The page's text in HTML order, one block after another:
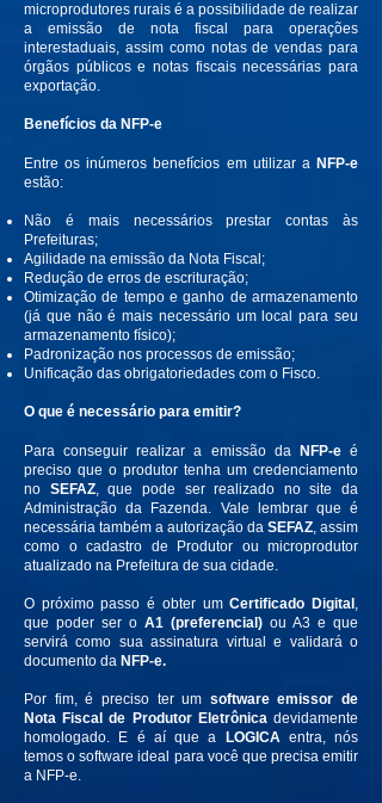
microprodutores rurais é a possibilidade de realizar
a emissão de nota fiscal para operações
interestaduais, assim como notas de vendas para
órgãos públicos e notas fiscais necessárias para
exportação.
Benefícios da NFP-e
Entre os inúmeros benefícios em utilizar a NFP-e
estão:
Não é mais necessários prestar contas às
Prefeituras;
Agilidade na emissão da Nota Fiscal;
Redução de erros de escrituração;
Otimização de tempo e ganho de armazenamento
(já que não é mais necessário um local para seu
armazenamento físico);
Padronização nos processos de emissão;
Unificação das obrigatoriedades com o Fisco.
O que é necessário para emitir?
Para conseguir realizar a emissão da NFP-eé
preciso que o produtor tenha um credenciamento
no SEFAZ, que pode ser realizado no site da
Administração da Fazenda. Vale lembrar que é
necessária também a autorização da SEFAZ, assim
como o cadastro de Produtor ou microprodutor
atualizado na Prefeitura de sua cidade.
O próximo passo é obter umCertificado Digital ,
que poder ser o A1 (preferencial) ou A3 e que
servirá como sua assinatura virtual e validará o
documento da NFP-e.
Por fim, é preciso ter um software emissor de
Nota Fiscal de Produtor Eletrônicadevidamente
homologado. E é aí que a
LOGICAentra, nós
temos o software ideal para você que precisa emitir
a NFP-e.